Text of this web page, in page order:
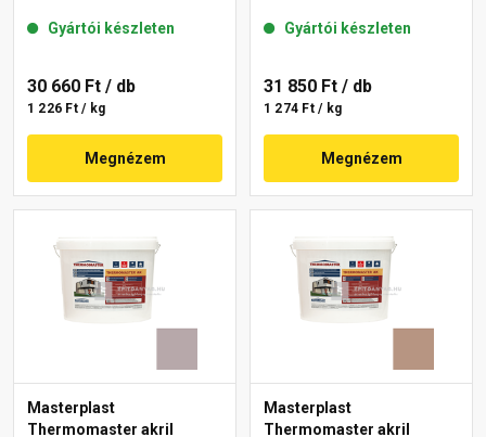
Gyártói készleten
30 660 Ft / db
1 226 Ft / kg
Megnézem
Gyártói készleten
31 850 Ft / db
1 274 Ft / kg
Megnézem
Masterplast
Thermomaster akril
Masterplast
Thermomaster akril